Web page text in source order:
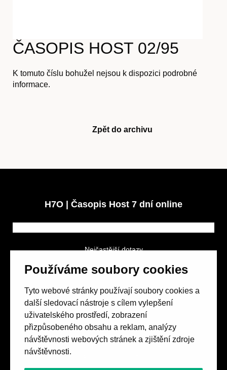
Používáme soubory cookies
Tyto webové stránky používají soubory cookies a
další sledovací nástroje s cílem vylepšení
uživatelského prostředí, zobrazení
přizpůsobeného obsahu a reklam, analýzy
návštěvnosti webových stránek a zjištění zdroje
návštěvnosti.
Akce
Předplatné
ČASOPIS HOST 02/95
K tomuto číslu bohužel nejsou k dispozici podrobné
informace.
Zpět do archivu
H7O | Časopis Host 7 dní online
Nejčastější dotazy
Obchodní podmínky
Spolek přátel vydávání
časopisu HOST